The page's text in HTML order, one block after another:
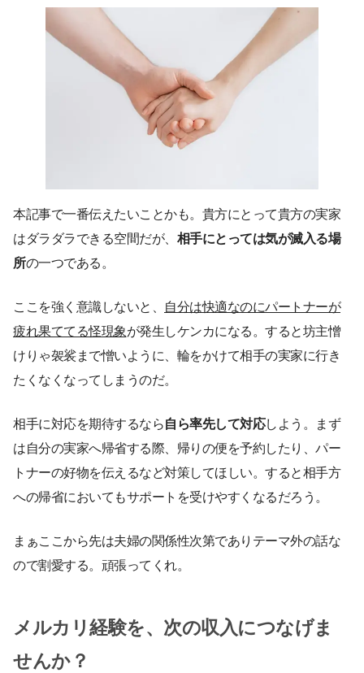
本記事で一番伝えたいことかも。貴方にとって貴方の実家
はダラダラできる空間だが、 相手にとっては気が滅入る場
所の一つである。
ここを強く意識しないと、
自分は快適なのにパートナーが
疲れ果ててる怪現象が発生しケンカになる。すると坊主憎
けりゃ袈裟まで憎いように、輪をかけて相手の実家に行き
たくなくなってしまうのだ。
相手に対応を期待するなら自ら率先して対応しよう。まず
は自分の実家へ帰省する際、帰りの便を予約したり、パー
トナーの好物を伝えるなど対策してほしい。すると相手方
への帰省においてもサポートを受けやすくなるだろう。
まぁここから先は夫婦の関係性次第でありテーマ外の話な
ので割愛する。頑張ってくれ。
メルカリ経験を、次の収入につなげま
せんか？